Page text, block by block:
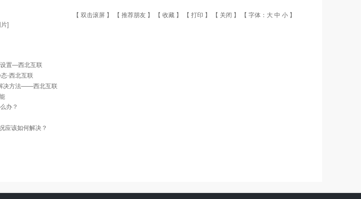
【 双击滚屏 】 【 推荐朋友 】 【 收藏 】 【 打印 】 【 关闭 】 【 字体： 大中 小 】
]
置—西北互联
-西北互联
决方法——西北互联
办？
应该如何解决？